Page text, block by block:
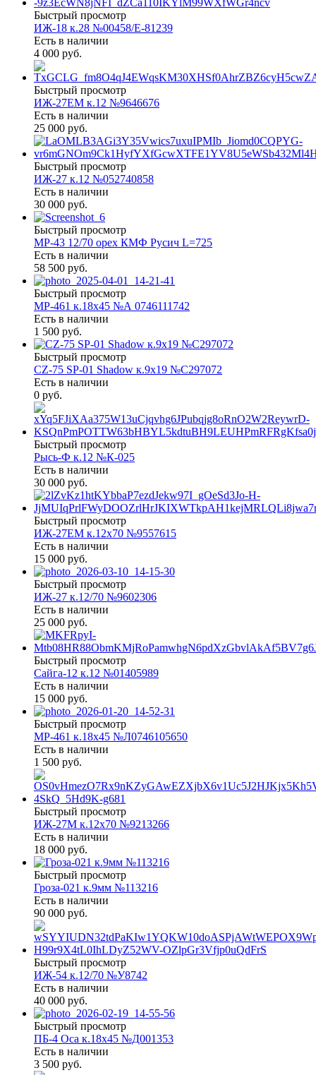
Быстрый просмотр
ИЖ-18 к.28 №00458/Е-81239
Есть в наличии
4 000 руб.
Быстрый просмотр
ИЖ-27ЕМ к.12 №9646676
Есть в наличии
25 000 руб.
Быстрый просмотр
ИЖ-27 к.12 №052740858
Есть в наличии
30 000 руб.
Быстрый просмотр
МР-43 12/70 орех КМФ Русич L=725
Есть в наличии
58 500 руб.
Быстрый просмотр
МР-461 к.18х45 №А 0746111742
Есть в наличии
1 500 руб.
Быстрый просмотр
CZ-75 SP-01 Shadow к.9х19 №С297072
Есть в наличии
0 руб.
Быстрый просмотр
Рысь-Ф к.12 №К-025
Есть в наличии
30 000 руб.
Быстрый просмотр
ИЖ-27ЕМ к.12х70 №9557615
Есть в наличии
15 000 руб.
Быстрый просмотр
ИЖ-27 к.12/70 №9602306
Есть в наличии
25 000 руб.
Быстрый просмотр
Сайга-12 к.12 №01405989
Есть в наличии
15 000 руб.
Быстрый просмотр
МР-461 к.18х45 №Л0746105650
Есть в наличии
1 500 руб.
Быстрый просмотр
ИЖ-27М к.12х70 №9213266
Есть в наличии
18 000 руб.
Быстрый просмотр
Гроза-021 к.9мм №113216
Есть в наличии
90 000 руб.
Быстрый просмотр
ИЖ-54 к.12/70 №У8742
Есть в наличии
40 000 руб.
Быстрый просмотр
ПБ-4 Оса к.18х45 №Д001353
Есть в наличии
3 500 руб.